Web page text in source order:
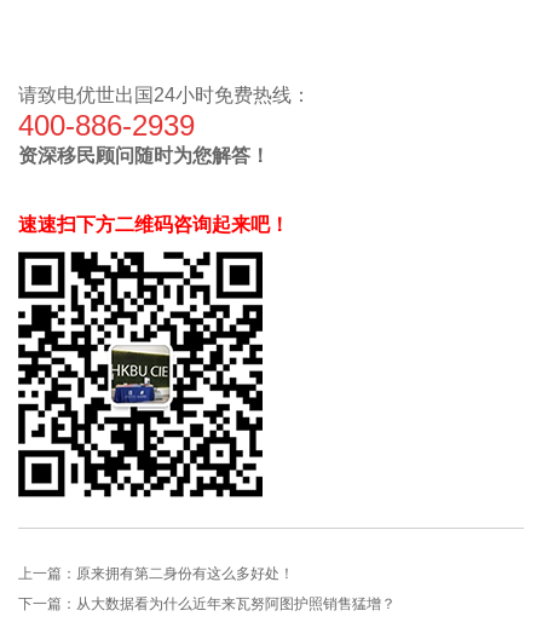
请致电优世出国24小时免费热线：
400-886-2939
资深移民顾问随时为您解答！
速速扫下方二维码咨询起来吧！
上一篇： 原来拥有第二身份有这么多好处！
下一篇： 从大数据看为什么近年来瓦努阿图护照销售猛增？